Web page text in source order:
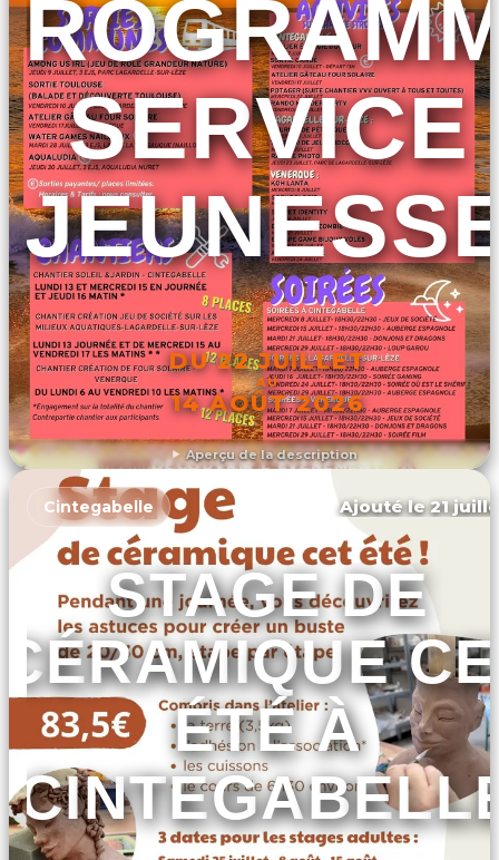
Aperçu de la description
SERVICE
DU 22 JUILLET
AU
14 AOÛT 2026
DÉCOUVRIR L'ÉVÉNEMENT
Cintegabelle Ajouté le 21
STAGE DE
CÉRAMIQUE
ÉTÉ À